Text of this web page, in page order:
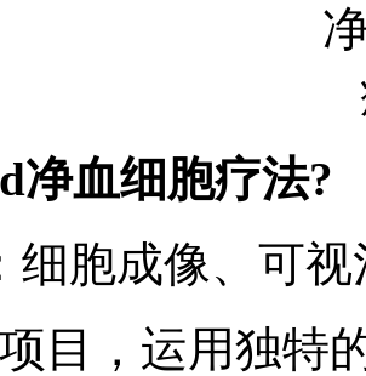
净血细胞疗法?
细胞成像、可视
目，运用独特